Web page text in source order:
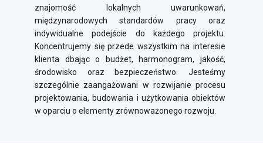
znajomość lokalnych uwarunkowań,
międzynarodowych standardów pracy oraz
indywidualne podejście do każdego projektu.
Koncentrujemy się przede wszystkim na interesie
klienta dbając o budżet, harmonogram, jakość,
środowisko oraz bezpieczeństwo. Jesteśmy
szczególnie zaangażowani w rozwijanie procesu
projektowania, budowania i użytkowania obiektów
w oparciu o elementy zrównoważonego rozwoju.